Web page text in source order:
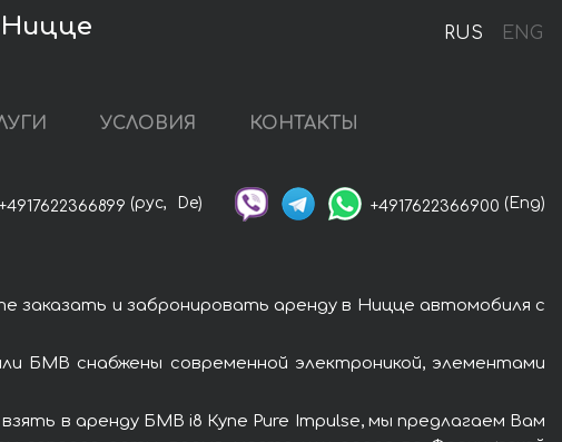
RUS ENG
Ницце
УСЛОВИЯ КОНТАКТЫ
+4917622366899 (рус, De) +4917622366900 (Eng)
заказать и забронировать аренду в Ницце автомобиля с
БМВ снабжены современной электроникой, элементами
в аренду БМВ i8 Купе Pure Impulse, мы предлагаем Вам